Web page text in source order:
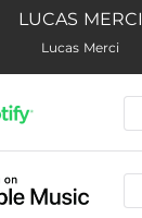
Te Amar
de Ego
Seu Ex
LUCAS MERCI
Lucas Merci